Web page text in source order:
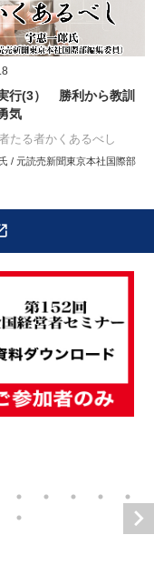
行(3） 勝利から教訓
気
たる者かくあるべし
/ 元読売新聞東京本社国際部